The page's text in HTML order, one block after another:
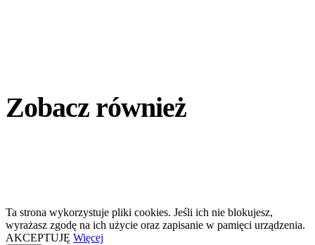
Zobacz również
Ta strona wykorzystuje pliki cookies. Jeśli ich nie blokujesz,
wyrażasz zgodę na ich użycie oraz zapisanie w pamięci urządzenia.
AKCEPTUJĘ Więcej